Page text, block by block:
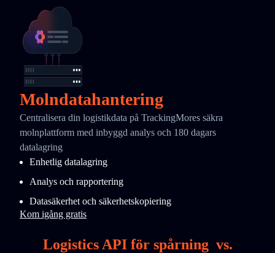
Molndatahantering
Centralisera din logistikdata på TrackingMores säkra
molnplattform med inbyggd analys och 180 dagars
datalagring
Enhetlig datalagring
Analys och rapportering
Datasäkerhet och säkerhetskopiering
Kom igång gratis
Logistics API för spårning vs.